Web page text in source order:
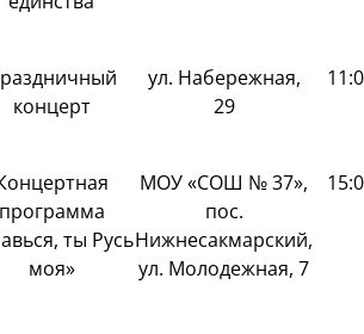
концерт
ул. Набережная,
29
программа
ты Русь
моя»
МОУ «СОШ № 37»,
пос.
Нижнесакмарский,
ул. Молодежная, 7